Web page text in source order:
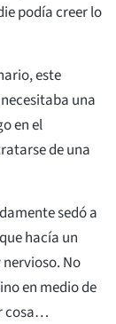
podía creer lo
este
una
en el
de una
sedó a
hacía un
No
en medio de
cosa…